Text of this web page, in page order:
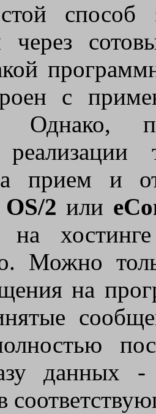
через
с
Однако,
прием и
OS/2 или
на
Можно
на
данных -